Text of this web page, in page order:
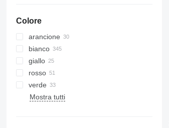
Colore
arancione
bianco
giallo
rosso
verde
Mostra tutti